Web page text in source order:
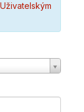
Uživatelským